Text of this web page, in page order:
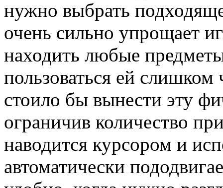
нужно выбрать
очень сильно упрощает
находить любые
пользоваться ей
стоило бы вынести эту
ограничив количество
наводится курсором и
автоматически